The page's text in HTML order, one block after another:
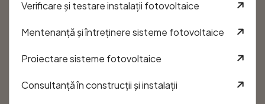
Verificare și testare instalații fotovoltaice
Mentenanță și întreținere sisteme fotovoltaice
Proiectare sisteme fotovoltaice
Consultanță în construcții și instalații